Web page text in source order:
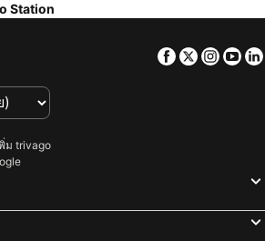
East
บุคุโระ
ยว เบย์
กิมาเอะ
Station
Facebook
Twitter
ม trivago